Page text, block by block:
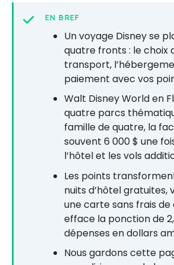
EN BREF
Un voyage Disney se
quatre fronts : le choix
transport,
paiement avec vos
Walt Disney World en
quatre parcs
famille de quatre, la
souvent 6 000 $ une
l’hôtel et les vols
Les points
nuits d’hôtel gratuites,
une carte sans frais de
efface la ponction de
dépenses en dollars
Nous gardons cette